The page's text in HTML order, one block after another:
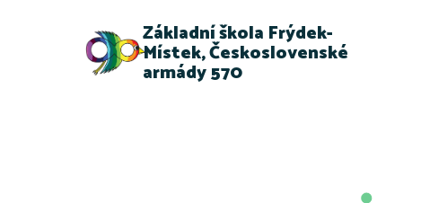
Základní škola Frýdek-
Místek, Československé
armády 570